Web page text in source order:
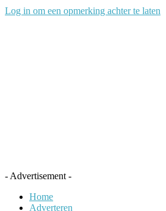
Log in om een opmerking achter te laten
- Advertisement -
Home
Adverteren